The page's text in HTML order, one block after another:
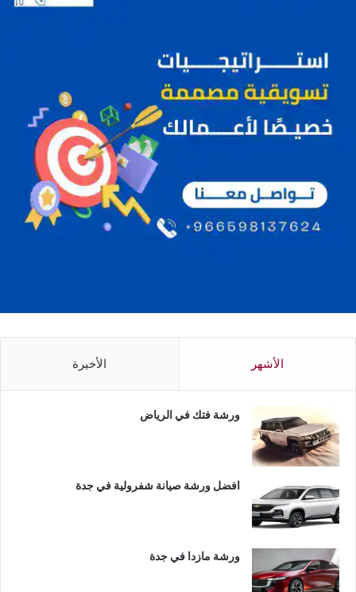
الأشهر الأخيرة
ورشة فتك في الرياض
افضل ورشة صيانة شفرولية في جدة
ورشة مازدا في جدة